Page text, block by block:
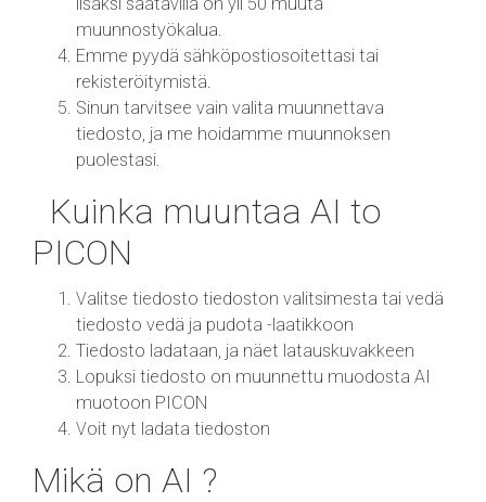
muunnostyökalua.
Emme pyydä sähköpostiosoitettasi tai
rekisteröitymistä.
Sinun tarvitsee vain valita muunnettava
tiedosto, ja me hoidamme muunnoksen
puolestasi.
Kuinka muuntaa AI to
PICON
Valitse tiedosto tiedoston valitsimesta tai vedä
tiedosto vedä ja pudota -laatikkoon
Tiedosto ladataan, ja näet latauskuvakkeen
Lopuksi tiedosto on muunnettu muodosta AI
muotoon PICON
Voit nyt ladata tiedoston
Mikä on AI ?